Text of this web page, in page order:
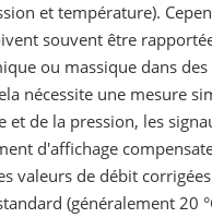
et température).
souvent être
ou massique dans
nécessite une mesure
et de la pression, les
d'affichage
valeurs de débit
(généralement 20